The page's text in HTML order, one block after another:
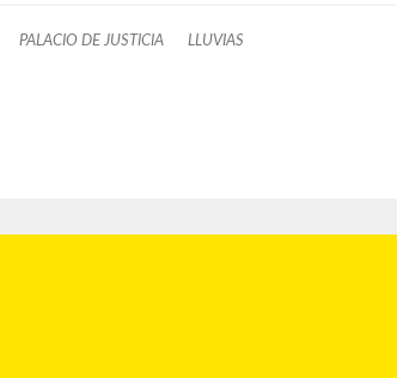
PALACIO DE JUSTICIA LLUVIAS